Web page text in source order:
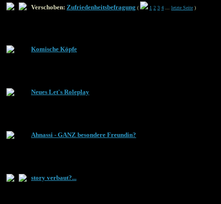
Verschoben: Zufriedenheitsbefragung ( 1 2 3 4 letzte Seite )
Komische Köpfe
Neues Let's Roleplay
Ahnassi - GANZ besondere Freundin?
story verbaut?...